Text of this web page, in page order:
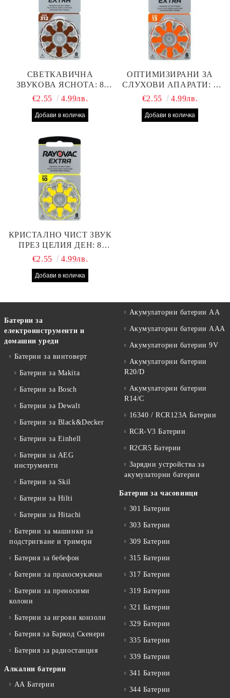
СВЕТКАВИЧНА
ЗВУКОВА ЯСНОТА: 8
БРОЯ RAYOVAC EXTRA
СЛУХОВ АПАРАТ С
€2.55 4.99лв.
ОПТИМИЗИРАНИ ЗА
СЛУХОВИ АПАРАТИ: 8
БРОЯ RAYOVAC EXTRA
ПРОИЗВОДИТЕЛНОСТ
€2.55 4.99лв.
КРИСТАЛНО ЧИСТ ЗВУК
ПРЕЗ ЦЕЛИЯ ДЕН: 8
БРОЯ RAYOVAC EXTRA
АПАРАТ
€2.55 4.99лв.
Батерии за
електроинструменти и
домашни уреди
Батерии за винтоверт
Батерии за Makita
Батерии за Bosch
Батерии за Dewalt
Батерии за Black&Decker
Батерии за Einhell
Батерии за AEG
инструменти
Батерии за Skil
Батерии за Hilti
Батерии за Hitachi
Батерии за машинки за
подстригване и тримери
Батерия за бебефон
Батерии за прахосмукачки
Батерии за преносими
колони
Батерии за игрови конзоли
Батерия за Баркод Скенери
Батерия за радиостанция
Алкални батерии
АА Батерии
Акумулаторни батерии АА
Акумулаторни батерии AAA
Акумулаторни батерии 9V
Акумулаторни батерии
R20/D
Акумулаторни батерии
R14/C
16340 / RCR123A Батерии
RCR-V3 Батерии
R2CR5 Батерии
Зарядни устройства за
акумулаторни батерии
Батерии за часовници
301 Батерии
303 Батерии
309 Батерии
315 Батерии
317 Батерии
319 Батерии
321 Батерии
329 Батерии
335 Батерии
339 Батерии
341 Батерии
344 Батерии